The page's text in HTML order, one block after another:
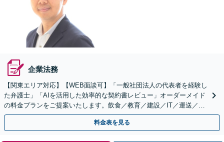
企業法務
【関東エリア対応】【WEB面談可】「一般社団法人の代表者を経験し
た弁護士」「AIを活用した効率的な契約書レビュー」オーダーメイド
の料金プランをご提案いたします。飲食／教育／建設／IT／運送／不
動産／メーカー／社会福祉法人など幅広い業界に対応
料金表を見る